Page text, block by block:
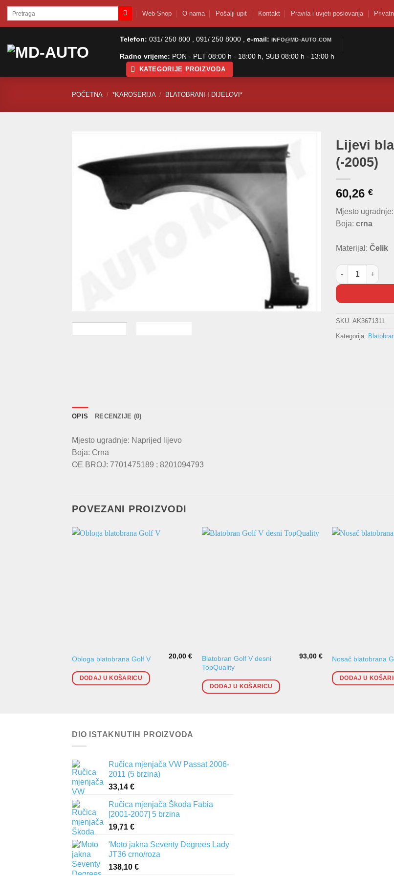
SkipPretraži: Web-Shop O nama Pošalji upit Kontakt Pravila i uvjeti poslovanja
Telefon: 031/ 250 800 , 091/ 250 8000 , e-mail: INFO@MD-AUTO.COM
Radno vrijeme: PON - PET 08:00 h - 18:00 h, SUB 08:00 h - 13:00 h
KATEGORIJE PROIZVODA
POČETNA / *KAROSERIJA / BLATOBRANI I DIJELOVI*
Lijevi
(-2005)
60,26 €
Mjesto ugradnje:
Boja: crna
Materijal: Čelik
Lijevi blatobran
SKU: AK3671311
Kategorija:
OPIS RECENZIJE (0)
Mjesto ugradnje: Naprijed lijevo
Boja: Crna
OE BROJ: 7701475189 ; 8201094793
POVEZANI PROIZVODI
Obloga blatobrana Golf V 20,00€
DODAJ U KOŠARICU
Blatobran Golf V desni
TopQuality
93,00 €
DODAJ U KOŠARICU
Nosač blatobrana
DODAJ U
DIO ISTAKNUTIH PROIZVODA
Ručica mjenjača VW Passat 2006-
2011 (5 brzina)
33,14 €
Ručica mjenjača Škoda Fabia
[2001-2007] 5 brzina
19,71 €
'Moto jakna Seventy Degrees Lady
JT36 crno/roza
138,10 €